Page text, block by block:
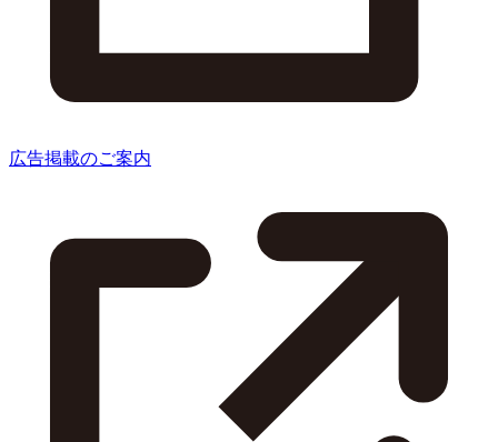
広告掲載のご案内